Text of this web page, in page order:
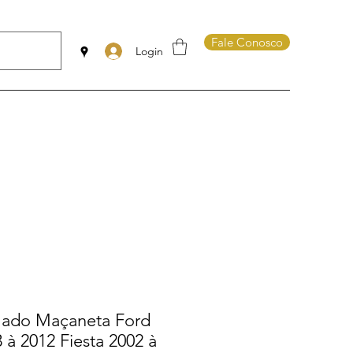
Login
Fale Conosco
Maçaneta Ford
2012 Fiesta 2002 à